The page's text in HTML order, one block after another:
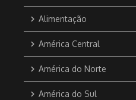
Alimentação
América Central
América do Norte
América do Sul